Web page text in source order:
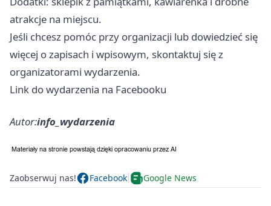
atrakcje na miejscu.
Jeśli chcesz pomóc przy organizacji lub dowiedzieć się
więcej o zapisach i wpisowym, skontaktuj się z
organizatorami wydarzenia.
Link do wydarzenia na Facebooku
Autor:info_wydarzenia
Zaobserwuj nas! Facebook Google News